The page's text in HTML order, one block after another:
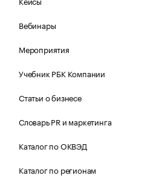
Вебинары
Мероприятия
Учебник РБК Компании
Статьи о бизнесе
Словарь PR и маркетинга
Каталог по ОКВЭД
Каталог по регионам